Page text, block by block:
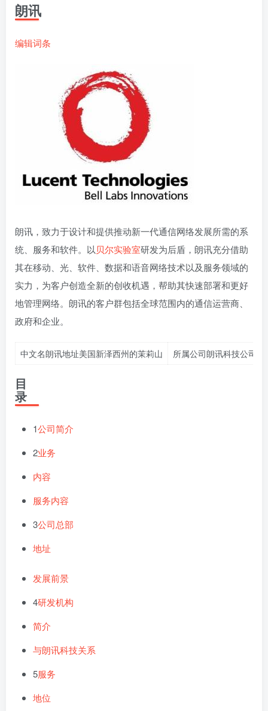
朗讯
编辑词条
朗讯，致力于设计和提供推动新一代通信网络发展所需的系
统、服务和软件。以贝尔实验室研发为后盾，朗讯充分借助
其在移动、光、软件、数据和语音网络技术以及服务领域的
实力，为客户创造全新的创收机遇，帮助其快速部署和更好
地管理网络。朗讯的客户群包括全球范围内的通信运营商、
政府和企业。
中文名朗讯地址美国新泽西州的茉莉山 所属公司朗讯科技公司现
目
录
1公司简介
2业务
内容
服务内容
3公司总部
地址
发展前景
4研发机构
简介
与朗讯科技关系
5服务
地位